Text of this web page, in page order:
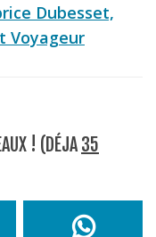
Dubesset,
Voyageur
! (DÉJA 35